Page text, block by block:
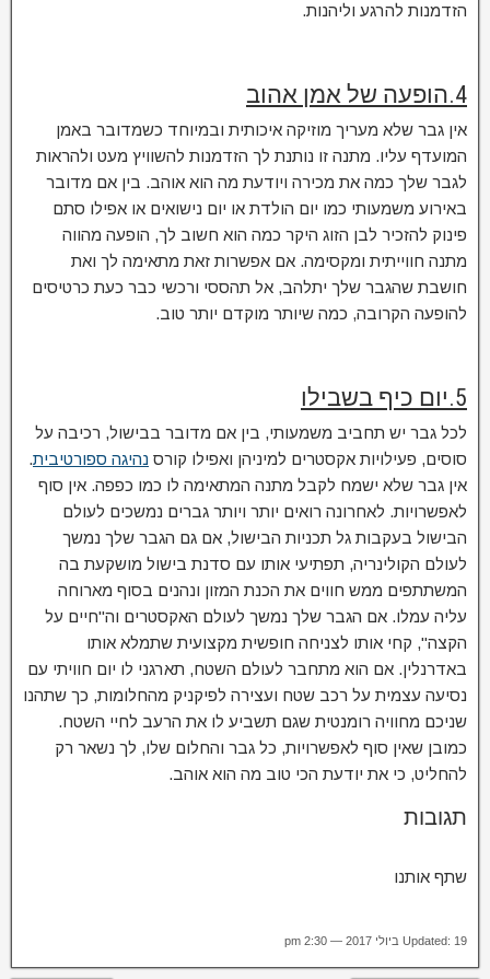
הזדמנות להרגע וליהנות.
4.הופעה של אמן אהוב
אין גבר שלא מעריך מוזיקה איכותית ובמיוחד כשמדובר באמן
המועדף עליו. מתנה זו נותנת לך הזדמנות להשוויץ מעט ולהראות
לגבר שלך כמה את מכירה ויודעת מה הוא אוהב. בין אם מדובר
באירוע משמעותי כמו יום הולדת או יום נישואים או אפילו סתם
פינוק להזכיר לבן הזוג היקר כמה הוא חשוב לך, הופעה מהווה
מתנה חווייתית ומקסימה. אם אפשרות זאת מתאימה לך ואת
חושבת שהגבר שלך יתלהב, אל תהססי ורכשי כבר כעת כרטיסים
להופעה הקרובה, כמה שיותר מוקדם יותר טוב.
5.יום כיף בשבילו
לכל גבר יש תחביב משמעותי, בין אם מדובר בבישול, רכיבה על
סוסים, פעילויות אקסטרים למיניהן ואפילו קורס נהיגה ספורטיבית.
אין גבר שלא ישמח לקבל מתנה המתאימה לו כמו כפפה. אין סוף
לאפשרויות. לאחרונה רואים יותר ויותר גברים נמשכים לעולם
הבישול בעקבות גל תכניות הבישול, אם גם הגבר שלך נמשך
לעולם הקולינריה, תפתיעי אותו עם סדנת בישול מושקעת בה
המשתתפים ממש חווים את הכנת המזון ונהנים בסוף מארוחה
עליה עמלו. אם הגבר שלך נמשך לעולם האקסטרים וה"חיים על
הקצה", קחי אותו לצניחה חופשית מקצועית שתמלא אותו
באדרנלין. אם הוא מתחבר לעולם השטח, תארגני לו יום חוויתי עם
נסיעה עצמית על רכב שטח ועצירה לפיקניק מהחלומות, כך שתהנו
שניכם מחוויה רומנטית שגם תשביע לו את הרעב לחיי השטח.
כמובן שאין סוף לאפשרויות, כל גבר והחלום שלו, לך נשאר רק
להחליט, כי את יודעת הכי טוב מה הוא אוהב.
תגובות
שתף אותנו
Updated: 19 ביולי 2017 — 2:30 pm